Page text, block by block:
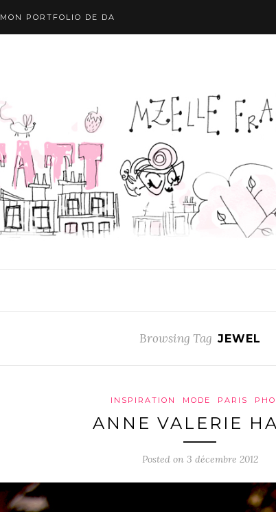
MON PORTFOLIO DE DA
Browsing Tag JEWEL
INSPIRATION MODE PARIS
ANNE VALERIE
Posted on 3 décembre 2012